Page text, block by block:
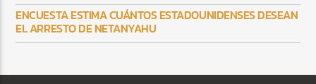
ENCUESTA ESTIMA CUÁNTOS ESTADOUNIDENSES DESEAN
EL ARRESTO DE NETANYAHU